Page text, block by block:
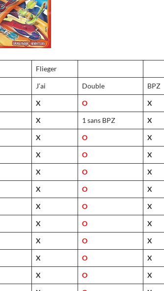
Flieger
J’ai Double BPZ
X O X
X 1 sans BPZ X
X O X
X O X
X O X
X O X
X O X
X O X
X O X
X O X
X O X